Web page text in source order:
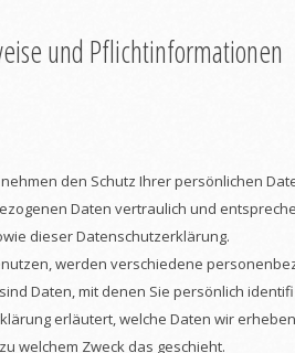
und Pflichtinformationen
den Schutz Ihrer persönlichen
Daten vertraulich und
dieser Datenschutzerklärung.
werden verschiedene
Daten, mit denen Sie persönlich
erläutert, welche Daten wir
welchem Zweck das geschieht.